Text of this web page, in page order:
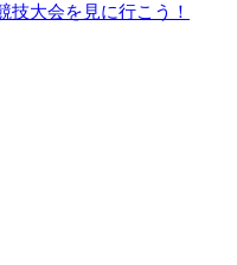
技大会を見に行こう！